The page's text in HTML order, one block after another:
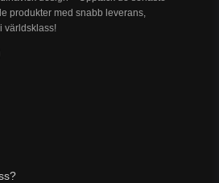
produkter med snabb leverans,
världsklass!